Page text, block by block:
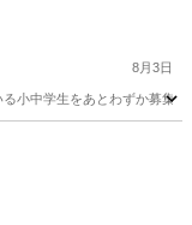
8月3日
る小中学生をあとわずか募